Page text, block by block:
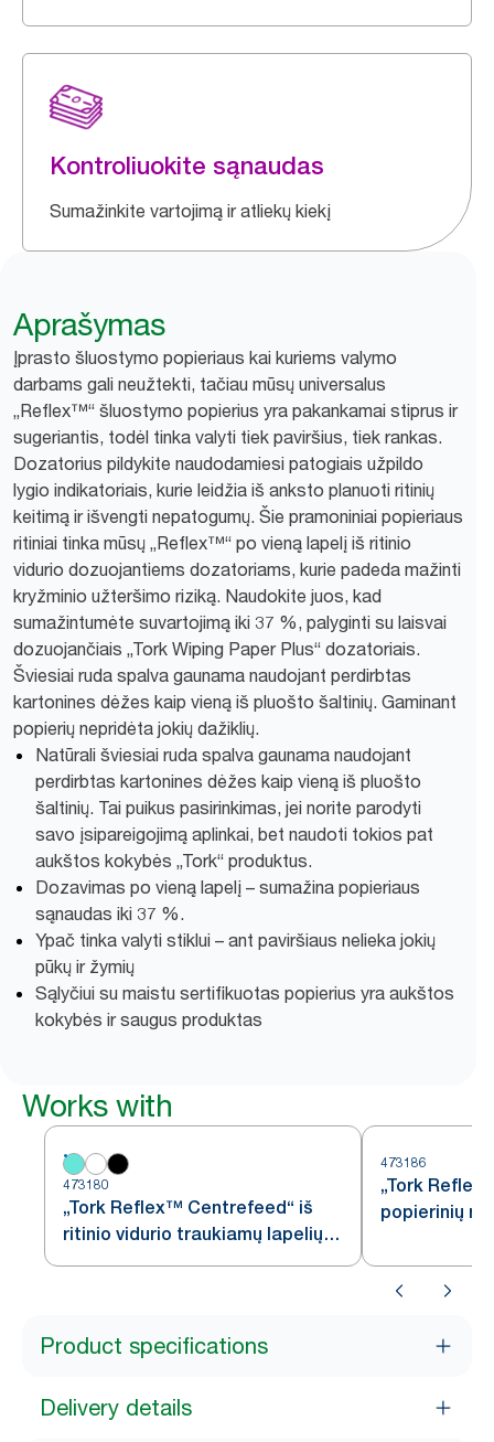
Kontroliuokite sąnaudas
Sumažinkite vartojimą ir atliekų kiekį
Aprašymas
Įprasto šluostymo popieriaus kai kuriems valymo
darbams gali neužtekti, tačiau mūsų universalus
„Reflex™“ šluostymo popierius yra pakankamai stiprus ir
sugeriantis, todėl tinka valyti tiek paviršius, tiek rankas.
Dozatorius pildykite naudodamiesi patogiais užpildo
lygio indikatoriais, kurie leidžia iš anksto planuoti ritinių
keitimą ir išvengti nepatogumų. Šie pramoniniai popieriaus
ritiniai tinka mūsų „Reflex™“ po vieną lapelį iš ritinio
vidurio dozuojantiems dozatoriams, kurie padeda mažinti
kryžminio užteršimo riziką. Naudokite juos, kad
sumažintumėte suvartojimą iki 37 %, palyginti su laisvai
dozuojančiais „Tork Wiping Paper Plus“ dozatoriais.
Šviesiai ruda spalva gaunama naudojant perdirbtas
kartonines dėžes kaip vieną iš pluošto šaltinių. Gaminant
popierių nepridėta jokių dažiklių.
Natūrali šviesiai ruda spalva gaunama naudojant
perdirbtas kartonines dėžes kaip vieną iš pluošto
šaltinių. Tai puikus pasirinkimas, jei norite parodyti
savo įsipareigojimą aplinkai, bet naudoti tokios pat
aukštos kokybės „Tork“ produktus.
Dozavimas po vieną lapelį – sumažina popieriaus
sąnaudas iki 37 %.
Ypač tinka valyti stiklui – ant paviršiaus nelieka jokių
pūkų ir žymių
Sąlyčiui su maistu sertifikuotas popierius yra aukštos
kokybės ir saugus produktas
Works with
473180
„Tork Reflex™ Centrefeed“ iš
ritinio vidurio traukiamų lapelių
dozatorius, baltos ir turkio
473186
„Tork
popierinių
spalvos, M4
Product specifications
Delivery details